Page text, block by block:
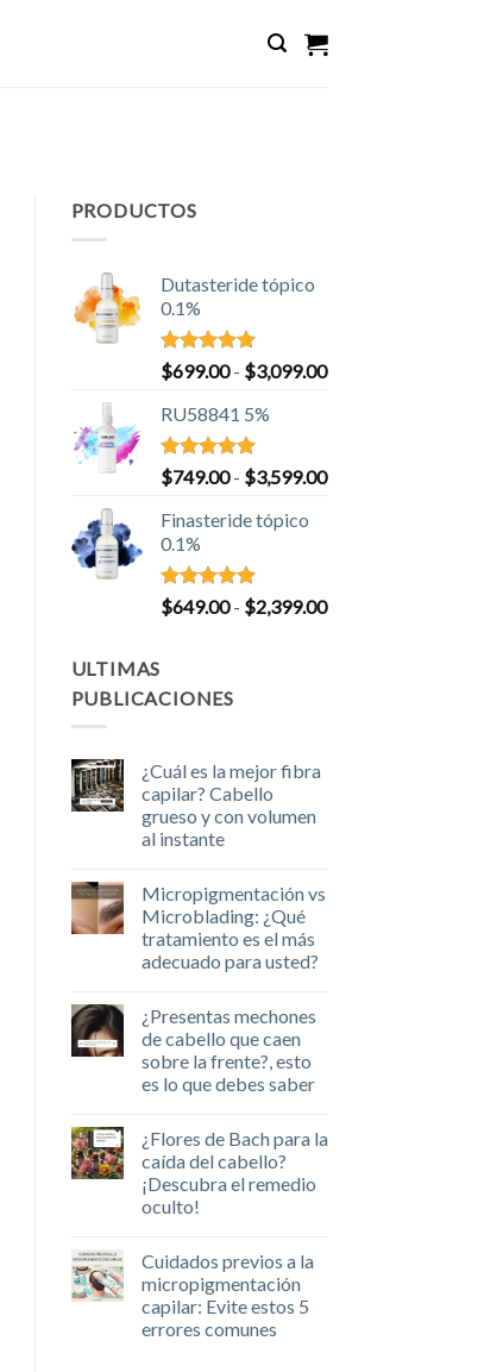
PRODUCTOS
Dutasteride tópico
0.1%
Valorado
con
de 5
$699.00 - $3,099.00Rango
$699.00
RU58841 5%
Valorado
con
de 5
$749.00 - $3,599.00Rango
hasta
Finasteride tópico
0.1%
Valorado
con
$649.00 - $2,399.00Rango
ULTIMAS
PUBLICACIONES
¿Cuál es la mejor fibra
capilar? Cabello
grueso y con volumen
al instante
comentarios
en
¿Cuál
es
mejor
Cabello
grueso
y
con
volumen
al
Micropigmentación vs
Microblading: ¿Qué
tratamiento es el más
adecuado para usted?
comentarios
en
Micropigmentación
vs
Microblading:
¿Qué
el
más
adecuado
para
usted?
¿Presentas mechones
de cabello que caen
sobre la frente?, esto
es lo que debes saber
comentarios
en
¿Presentas
mechones
cabello
sobre
frente?,
esto
es
lo
¿Flores de Bach para la
caída del cabello?
¡Descubra el remedio
oculto!
comentarios
¿Flores
de
para
Cuidados previos a la
micropigmentación
capilar: Evite estos 5
errores comunes